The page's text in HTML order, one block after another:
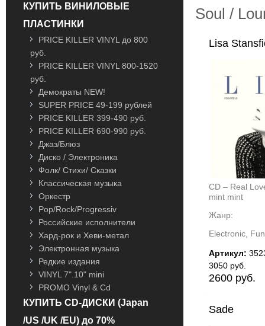
КУПИТЬ ВИНИЛОВЫЕ
ПЛАСТИНКИ
PRICE KILLER VINYL до 800
руб.
PRICE KILLER VINYL 800-1520
руб.
Демократы NEW!
SUPER PRICE 49-199 рублей
PRICE KILLER 399-490 руб.
PRICE KILLER 690-990 руб.
Джаз/Блюз
Диско / Электроника
Фолк/ Стихи/ Сказки
Классическая музыка
Оркестр
Pop/Rock/Progressiv
Российские исполнители
Хард-рок и Хеви-метал
Электронная музыка
Редкие издания
VINYL 7".10" mini
PROMO Vinyl & Cd
КУПИТЬ CD-ДИСКИ (Japan
/US /UK /EU) до 70%
Soul /
Lisa
CD – Real
mint mint
Жанр:
Electronic,
Артикул:
3050 руб.
2600 руб.
Sade